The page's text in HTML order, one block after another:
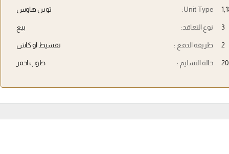
3
2
Unit Type: توين هاوس
نوع التعاقد: بيع
طريقة الدفع : تقسيط او كاش
حالة التسليم : طوب احمر